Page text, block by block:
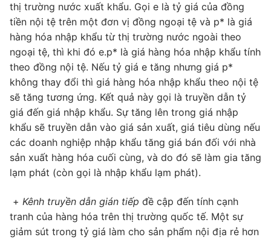
thị trường nước xuất khẩu. Gọi e là tỷ giá của đồng
tiền nội tệ trên một đơn vị đồng ngoại tệ và p* là giá
hàng hóa nhập khẩu từ thị trường nước ngoài theo
ngoại tệ, thì khi đó e.p* là giá hàng hóa nhập khẩu tính
theo đồng nội tệ. Nếu tỷ giá e tăng nhưng giá p*
không thay đổi thì giá hàng hóa nhập khẩu theo nội tệ
sẽ tăng tương ứng. Kết quả này gọi là truyền dẫn tỷ
giá đến giá nhập khẩu. Sự tăng lên trong giá nhập
khẩu sẽ truyền dẫn vào giá sản xuất, giá tiêu dùng nếu
các doanh nghiệp nhập khẩu tăng giá bán đối với nhà
sản xuất hàng hóa cuối cùng, và do đó sẽ làm gia tăng
lạm phát (còn gọi là nhập khẩu lạm phát).
+ Kênh truyền dẫn gián tiếp đề cập đến tính cạnh
tranh của hàng hóa trên thị trường quốc tế. Một sự
giảm sút trong tỷ giá làm cho sản phẩm nội địa rẻ hơn